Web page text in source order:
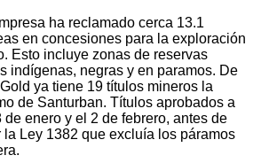
ha reclamado cerca 13.1
en concesiones para la exploración
Esto incluye zonas de reservas
indígenas, negras y en paramos. De
ya tiene 19 títulos mineros la
de Santurban. Títulos aprobados a
de enero y el 2 de febrero, antes de
la Ley 1382 que excluía los páramos